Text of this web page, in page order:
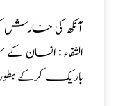
آنکھ کی خارش
الشفاء : انسان
باریک کرکے